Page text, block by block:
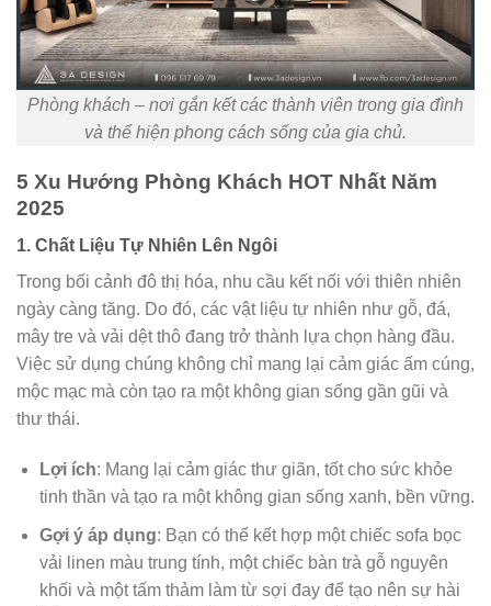
Phòng khách – nơi gắn kết các thành viên trong gia đình
và thể hiện phong cách sống của gia chủ.
5 Xu Hướng Phòng Khách HOT Nhất Năm
2025
1. Chất Liệu Tự Nhiên Lên Ngôi
Trong bối cảnh đô thị hóa, nhu cầu kết nối với thiên nhiên
ngày càng tăng. Do đó, các vật liệu tự nhiên như gỗ, đá,
mây tre và vải dệt thô đang trở thành lựa chọn hàng đầu.
Việc sử dụng chúng không chỉ mang lại cảm giác ấm cúng,
mộc mạc mà còn tạo ra một không gian sống gần gũi và
thư thái.
Lợi ích: Mang lại cảm giác thư giãn, tốt cho sức khỏe
tinh thần và tạo ra một không gian sống xanh, bền vững.
Gợi ý áp dụng: Bạn có thể kết hợp một chiếc sofa bọc
vải linen màu trung tính, một chiếc bàn trà gỗ nguyên
khối và một tấm thảm làm từ sợi đay để tạo nên sự hài